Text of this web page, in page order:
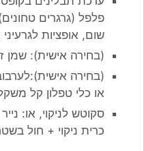
פלפל (גרגרים
שום, אופציות
(בחירה אישית): שמן זית 50 מ"ל בבקבוקון
(בחירה
או כלי טפלון קל
סקוטש לניקוי, או:
כרית ניקוי + חול